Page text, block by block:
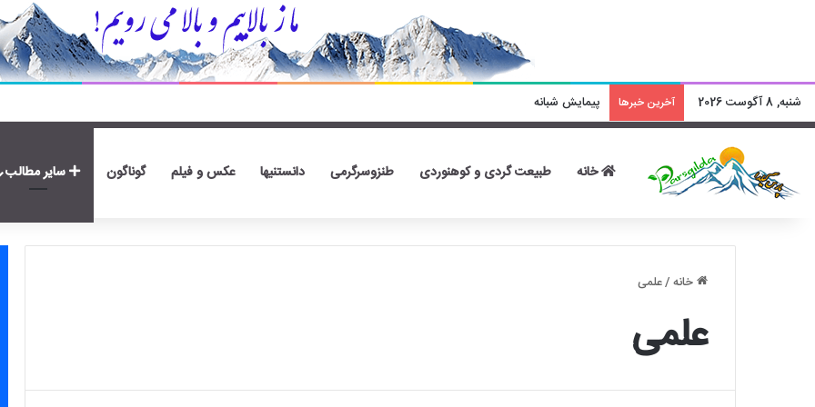
شنبه, 8 آگوست 2026 آخرین خبرها پیمایش شبانه
خانه طبیعت گردی و کوهنوردی طنزوسرگرمی دانستنیها عکس و فیلم گوناگون سایر مطالب
خانه/علمی
علمی